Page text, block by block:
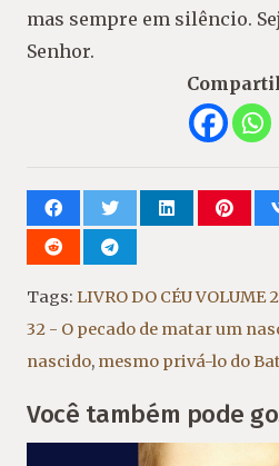
mas sempre em silêncio.
Senhor.
Tags: LIVRO DO CÉU VOLUME
32 - O pecado de matar um
nascido, mesmo privá-lo do
Você também pode